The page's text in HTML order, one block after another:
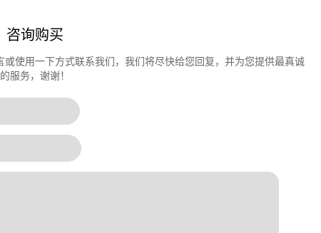
咨询购买
使用一下方式联系我们，我们将尽快给您回复，并为您提供最真诚
的服务，谢谢！